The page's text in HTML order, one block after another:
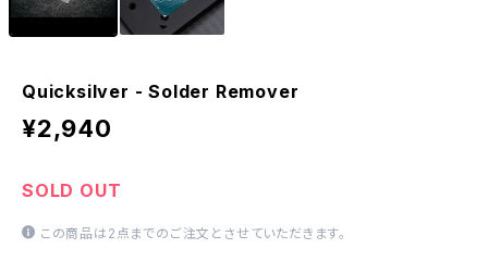
Quicksilver - Solder Remover
¥2,940
SOLD OUT
この商品は2点までのご注文とさせていただきます。